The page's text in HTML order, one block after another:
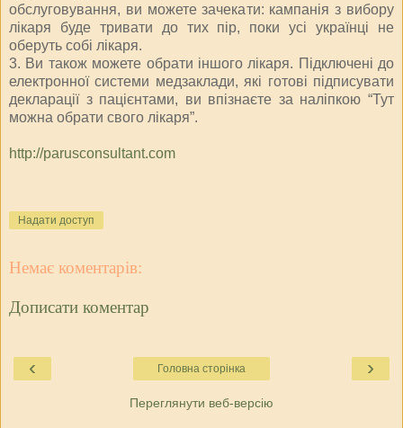
обслуговування, ви можете зачекати: кампанія з вибору
лікаря буде тривати до тих пір, поки усі українці не
оберуть собі лікаря.
3. Ви також можете обрати іншого лікаря. Підключені до
електронної системи медзаклади, які готові підписувати
декларації з пацієнтами, ви впізнаєте за наліпкою “Тут
можна обрати свого лікаря”.
http://parusconsultant.com
Надати доступ
Немає коментарів:
Дописати коментар
‹ ›
Головна сторінка
Переглянути веб-версію